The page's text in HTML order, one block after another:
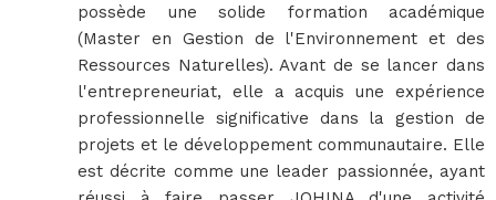
possède une solide formation académique
(Master en Gestion de l'Environnement et des
Ressources Naturelles). Avant de se lancer dans
l'entrepreneuriat, elle a acquis une expérience
professionnelle significative dans la gestion de
projets et le développement communautaire. Elle
est décrite comme une leader passionnée, ayant